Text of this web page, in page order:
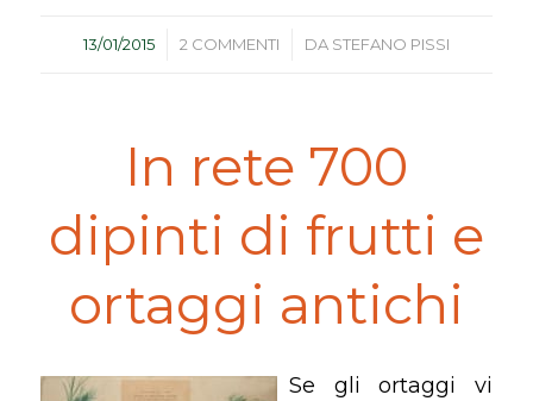
13/01/2015
/ 2 COMMENTI
/ DA STEFANO PISSI
In rete 700
dipinti di frutti e
ortaggi antichi
Se gli ortaggi vi